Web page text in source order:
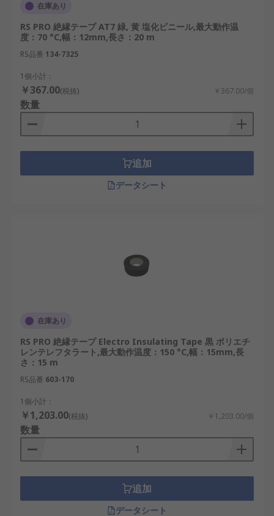
在庫あり
RS PRO 絶縁テープ AT7 緑, 黄 塩化ビニール,最大動作温
度：70 °C,幅：12mm,長さ：20 m
RS品番 134-7325
1個小計：
￥367.00(税抜) ￥367.00/個
数量
追加
データシート
在庫あり
RS PRO 絶縁テープ Electro Insulating Tape 黒 ポリエチ
レンテレフタラート,最大動作温度：150 °C,幅：15mm,長
さ：15 m
RS品番 603-170
1個小計：
￥1,203.00(税抜) ￥1,203.00/個
数量
追加
データシート